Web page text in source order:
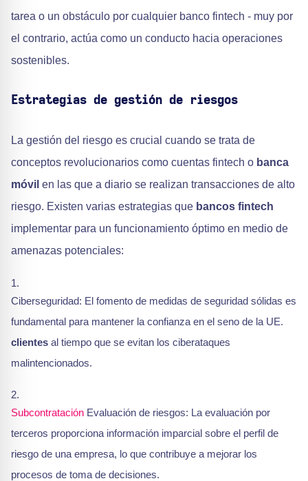
tarea o un obstáculo por cualquier banco fintech - muy por
el contrario, actúa como un conducto hacia operaciones
sostenibles.
Estrategias de gestión de riesgos
La gestión del riesgo es crucial cuando se trata de
conceptos revolucionarios como cuentas fintech o banca
móvil en las que a diario se realizan transacciones de alto
riesgo. Existen varias estrategias que bancos fintech
implementar para un funcionamiento óptimo en medio de
amenazas potenciales:
Ciberseguridad: El fomento de medidas de seguridad sólidas es
fundamental para mantener la confianza en el seno de la UE.
clientes al tiempo que se evitan los ciberataques
malintencionados.
Subcontratación Evaluación de riesgos: La evaluación por
terceros proporciona información imparcial sobre el perfil de
riesgo de una empresa, lo que contribuye a mejorar los
procesos de toma de decisiones.